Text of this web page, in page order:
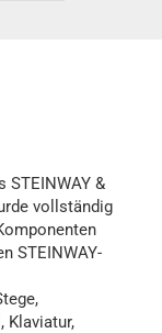
STEINWAY &
vollständig
STEINWAY-
Klaviatur,